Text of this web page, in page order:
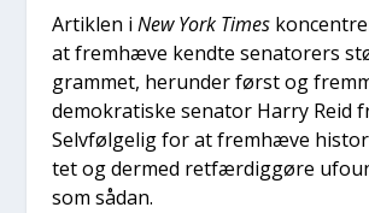
Artik­len i New York Times
at frem­hæ­ve kend­te sena­to­rers
gram­met, her­un­der først og
demo­kra­ti­ske sena­tor Har­ry Reid
Selv­føl­ge­lig for at frem­hæ­ve
tet og der­med ret­fær­dig­gø­re
som sådan.